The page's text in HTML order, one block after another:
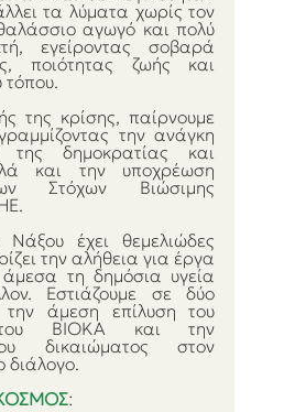
τα λύματα χωρίς τον
αγωγό και πολύ
εγείροντας σοβαρά
ποιότητας ζωής και
τόπου.
της κρίσης, παίρνουμε
την ανάγκη
της δημοκρατίας και
και την υποχρέωση
Στόχων Βιώσιμης
έχει θεμελιώδες
την αλήθεια για έργα
τη δημόσια υγεία
Εστιάζουμε σε δύο
την άμεση επίλυση του
του ΒΙΟΚΑ και την
δικαιώματος στον
διάλογο.
: